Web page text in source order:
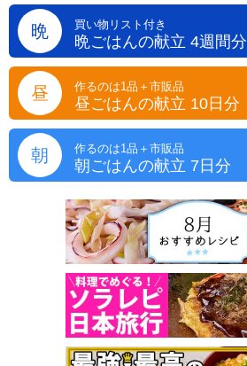
晩 買い物リスト付き
晩ごはんの献立 4週間分
昼 作るのは1品＋市販品
昼ごはんの献立 10日分
朝 作るのは1品＋市販品
朝ごはんの献立 7日分